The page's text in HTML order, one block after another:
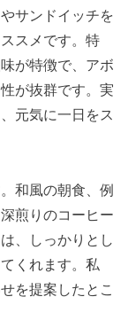
サンドイッチを
スメです。特
が特徴で、アボ
が抜群です。実
元気に一日をス
和風の朝食、例
煎りのコーヒー
、しっかりとし
くれます。私
を提案したとこ